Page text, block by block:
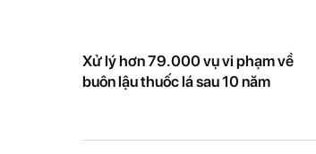
Xử lý hơn 79.000 vụ vi phạm về
buôn lậu thuốc lá sau 10 năm